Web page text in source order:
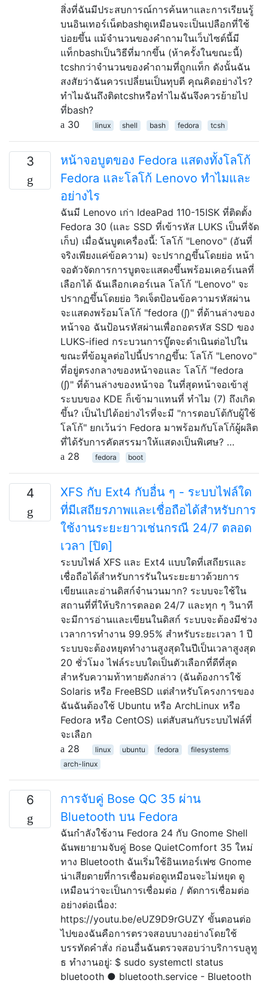
สิ่งที่ฉันมีประสบการณ์การค้นหาและการเรียนรู้
บนอินเทอร์เน็ตbashดูเหมือนจะเป็นเปลือกที่ใช้
บ่อยขึ้น แม้จำนวนของคำถามในเว็บไซต์นี้มี
แท็กbashเป็นวิธีที่มากขึ้น (ห้าครั้งในขณะนี้)
tcshกว่าจำนวนของคำถามที่ถูกแท็ก ดังนั้นฉัน
สงสัยว่าฉันควรเปลี่ยนเป็นทุบตี คุณคิดอย่างไร?
ทำไมฉันถึงติดtcshหรือทำไมฉันจึงควรย้ายไป
ที่bash?
30
linux shell bash fedora tcsh
3
หน้าจอบูตของ Fedora แสดงทั้งโลโก้
Fedora และโลโก้ Lenovo ทำไมและ
อย่างไร
ฉันมี Lenovo เก่า IdeaPad 110-15ISK ที่ติดตั้ง
Fedora 30 (และ SSD ที่เข้ารหัส LUKS เป็นที่จัด
เก็บ) เมื่อฉันบูตเครื่องนี้: โลโก้ "Lenovo" (อันที่
จริงเพียงแค่ข้อความ) จะปรากฏขึ้นโดยย่อ หน้า
จอตัวจัดการการบูตจะแสดงขึ้นพร้อมเคอร์เนลที่
เลือกได้ ฉันเลือกเคอร์เนล โลโก้ "Lenovo" จะ
ปรากฏขึ้นโดยย่อ วิดเจ็ตป้อนข้อความรหัสผ่าน
จะแสดงพร้อมโลโก้ "fedora (∫)" ที่ด้านล่างของ
หน้าจอ ฉันป้อนรหัสผ่านเพื่อถอดรหัส SSD ของ
LUKS-ified กระบวนการบู๊ตจะดำเนินต่อไปใน
ขณะที่ข้อมูลต่อไปนี้ปรากฏขึ้น: โลโก้ "Lenovo"
ที่อยู่ตรงกลางของหน้าจอและ โลโก้ "fedora
(∫)" ที่ด้านล่างของหน้าจอ ในที่สุดหน้าจอเข้าสู่
ระบบของ KDE ก็เข้ามาแทนที่ ทำไม (7) ถึงเกิด
ขึ้น? เป็นไปได้อย่างไรที่จะมี "การตอบโต้กับผู้ใช้
โลโก้" ยกเว้นว่า Fedora มาพร้อมกับโลโก้ผู้ผลิต
ที่ได้รับการคัดสรรมาให้แสดงเป็นพิเศษ? …
28
fedora boot
4
XFS กับ Ext4 กับอื่น ๆ - ระบบไฟล์ใด
ที่มีเสถียรภาพและเชื่อถือได้สำหรับการ
ใช้งานระยะยาวเช่นกรณี 24/7 ตลอด
เวลา [ปิด]
ระบบไฟล์ XFS และ Ext4 แบบใดที่เสถียรและ
เชื่อถือได้สำหรับการรันในระยะยาวด้วยการ
เขียนและอ่านดิสก์จำนวนมาก? ระบบจะใช้ใน
สถานที่ที่ให้บริการตลอด 24/7 และทุก ๆ วินาที
จะมีการอ่านและเขียนในดิสก์ ระบบจะต้องมีช่วง
เวลาการทำงาน 99.95% สำหรับระยะเวลา 1 ปี
ระบบจะต้องหยุดทำงานสูงสุดในปีเป็นเวลาสูงสุด
20 ชั่วโมง ไฟล์ระบบใดเป็นตัวเลือกที่ดีที่สุด
สำหรับความท้าทายดังกล่าว (ฉันต้องการใช้
Solaris หรือ FreeBSD แต่สำหรับโครงการของ
ฉันฉันต้องใช้ Ubuntu หรือ ArchLinux หรือ
Fedora หรือ CentOS) แต่สับสนกับระบบไฟล์ที่
จะเลือก
28
linux ubuntu fedora
filesystems
arch-linux
6
การจับคู่ Bose QC 35 ผ่าน
Bluetooth บน Fedora
ฉันกำลังใช้งาน Fedora 24 กับ Gnome Shell
ฉันพยายามจับคู่ Bose QuietComfort 35 ใหม่
ทาง Bluetooth ฉันเริ่มใช้อินเทอร์เฟซ Gnome
น่าเสียดายที่การเชื่อมต่อดูเหมือนจะไม่หยุด ดู
เหมือนว่าจะเป็นการเชื่อมต่อ / ตัดการเชื่อมต่อ
อย่างต่อเนื่อง:
https://youtu.be/eUZ9D9rGUZY ขั้นตอนต่อ
ไปของฉันคือการตรวจสอบบางอย่างโดยใช้
บรรทัดคำสั่ง ก่อนอื่นฉันตรวจสอบว่าบริการบลูทู
ธ ทำงานอยู่: $ sudo systemctl status
bluetooth ● bluetooth.service - Bluetooth